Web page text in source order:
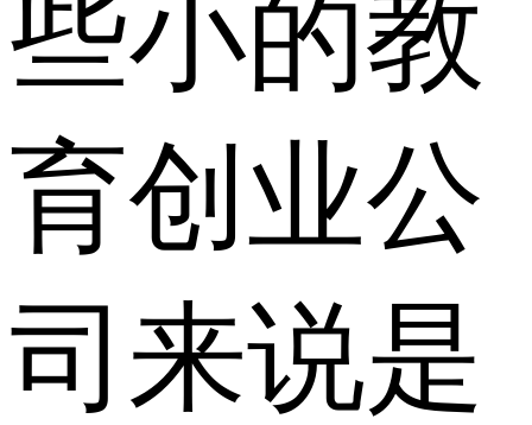
些小的教
育创业公
司来说是